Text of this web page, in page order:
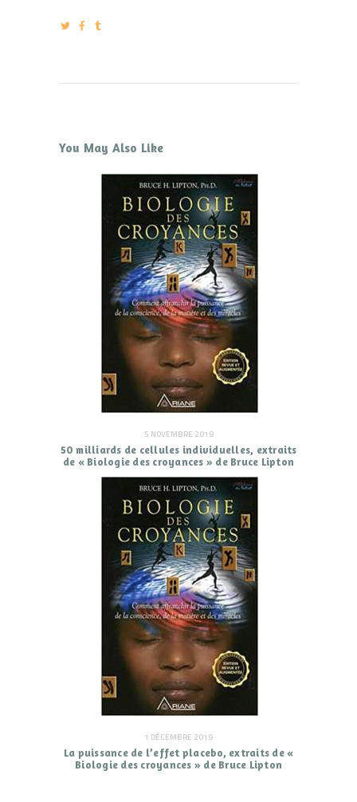
You May Also Like
5 NOVEMBRE 2019
50 milliards de cellules individuelles, extraits
de « Biologie des croyances » de Bruce Lipton
1 DÉCEMBRE 2019
La puissance de l’effet placebo, extraits de «
Biologie des croyances » de Bruce Lipton